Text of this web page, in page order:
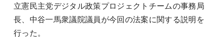
立憲民主党デジタル政策プロジェクトチームの事務局
長、中谷一馬衆議院議員が今回の法案に関する説明を
行った。